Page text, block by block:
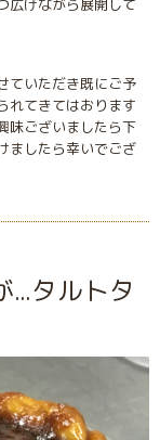
広げながら展開して
ていただき既にご予
れてきてはおります
味ございましたら下
ましたら幸いでござ
タルトタ